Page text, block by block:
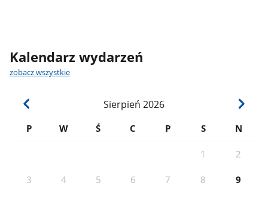
Kalendarz wydarzeń
zobacz wszystkie
Sierpień 2026
P W Ś C P S N
1 2
3 4 5 6 7 8 9